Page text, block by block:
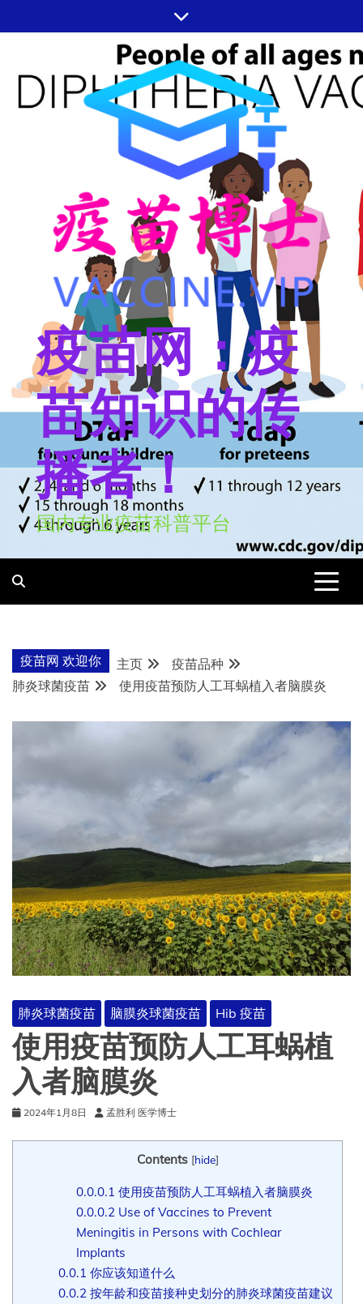
至
疫苗网：疫
苗知识的传
播者！
国内专业疫苗科普平台
疫苗网 欢迎你 主页
疫苗品种
肺炎球菌疫苗
使用疫苗预防人工耳蜗植入者脑膜炎
肺炎球菌疫苗 脑膜炎球菌疫苗 Hib 疫苗
使用疫苗预防人工耳蜗植
入者脑膜炎
2024年1月8日 孟胜利 医学博士
Contents [hide]
0.0.0.1 使用疫苗预防人工耳蜗植入者脑膜炎
0.0.0.2 Use of Vaccines to Prevent
Meningitis in Persons with Cochlear
Implants
0.0.1 你应该知道什么
0.0.2按年龄和疫苗接种史划分的肺炎球菌疫苗建议